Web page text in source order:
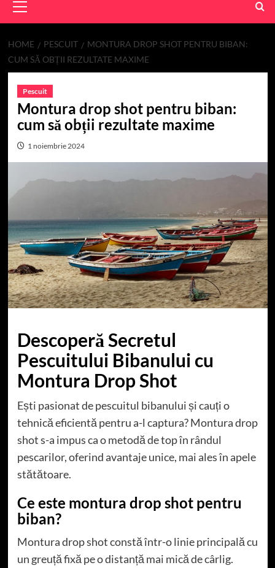
Menu
HOME PESCUIT
MONTURA DROP SHOT PENTRU BIBAN:
CUM SĂ OBȚII REZULTATE MAXIME
Pescuit
Montura drop shot pentru biban:
cum să obții rezultate maxime
1 noiembrie 2024
Descoperă Secretul
Pescuitului Bibanului cu
Montura Drop Shot
Ești pasionat de pescuitul bibanului și cauți o
tehnică eficientă pentru a-l captura? Montura drop
shot s-a impus ca o metodă de top în rândul
pescarilor, oferind avantaje unice, mai ales în apele
stătătoare.
Ce este montura drop shot pentru
biban?
Montura drop shot constă într-o linie principală cu
un greuță fixă pe o distanță mai mică de cârlig.